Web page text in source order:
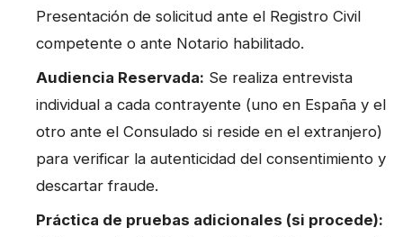
Presentación de solicitud ante el Registro Civil
competente o ante Notario habilitado.
Audiencia Reservada: Se realiza entrevista
individual a cada contrayente (uno en España y el
otro ante el Consulado si reside en el extranjero)
para verificar la autenticidad del consentimiento y
descartar fraude.
Práctica de pruebas adicionales (si procede):